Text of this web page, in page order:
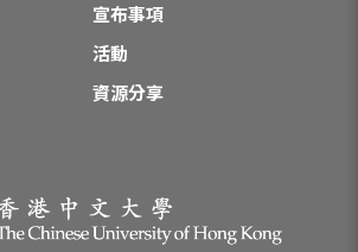
宣布事項
活動
資源分享